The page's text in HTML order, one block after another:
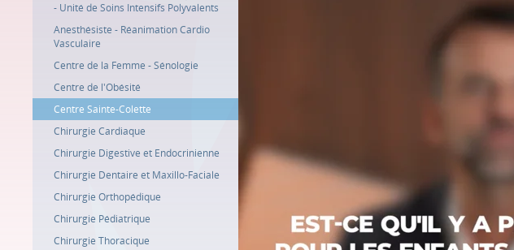
- Unité de Soins Intensifs Polyvalents
Anesthésiste - Réanimation Cardio
Vasculaire
Centre de la Femme - Sénologie
Centre de l'Obésité
Centre Sainte-Colette
Chirurgie Cardiaque
Chirurgie Digestive et Endocrinienne
Chirurgie Dentaire et Maxillo-Faciale
Chirurgie Orthopédique
Chirurgie Pédiatrique
Chirurgie Thoracique